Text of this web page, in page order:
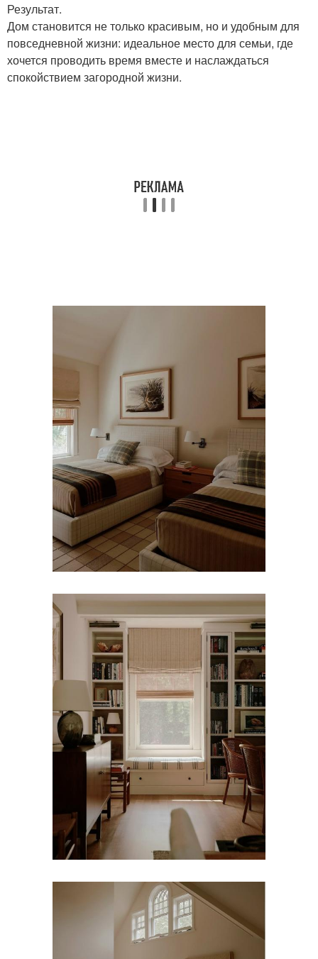
Результат.
Дом становится не только красивым, но и удобным для
повседневной жизни: идеальное место для семьи, где
хочется проводить время вместе и наслаждаться
спокойствием загородной жизни.